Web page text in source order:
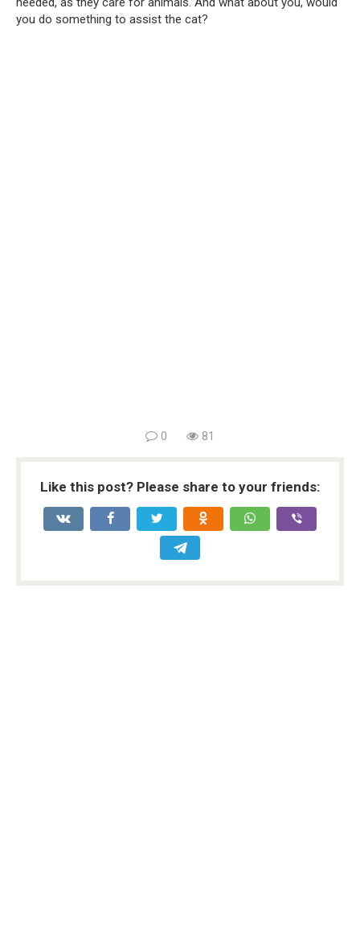
you do something to assist the cat?
0 81
Like this post? Please share to your friends: